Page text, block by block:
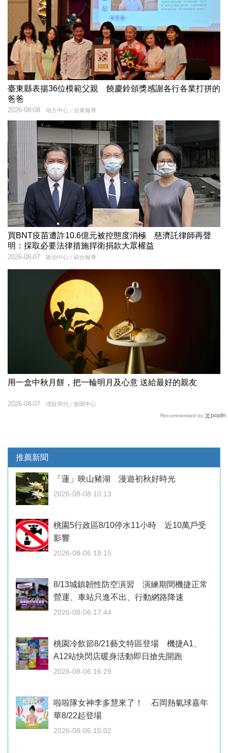
臺東縣表揚36位模範父親 饒慶鈴頒獎感謝各行各業打拼的
爸爸
地方中心／台東報導
2026-08-08
買BNT疫苗遭詐10.6億元被控態度消極 慈濟託律師再聲
明：採取必要法律措施捍衛捐款大眾權益
政治中心／綜合報導
2026-08-07
用一盒中秋月餅，把一輪明月及心意 送給最好的親友
理財周刊／新聞中心
2026-08-07
Recommended by
推薦新聞
「蓮」映山豬湖 漫遊初秋好時光
2026-08-08 10:13
桃園5行政區8/10停水11小時 近10萬戶受
影響
2026-08-06 18:15
8/13城鎮韌性防空演習 演練期間機捷正常
營運、車站只進不出、行動網路降速
2026-08-06 17:44
桃園冷飲節8/21藝文特區登場 機捷A1、
A12站快閃店暖身活動即日搶先開跑
2026-08-06 16:29
啦啦隊女神李多慧來了！ 石岡熱氣球嘉年
華8/22起登場
2026-08-06 15:02